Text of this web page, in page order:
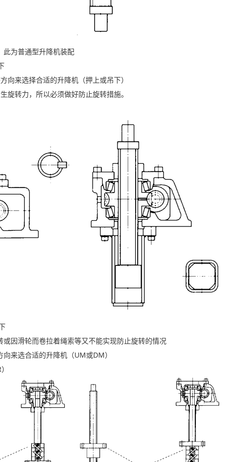
为普通型升降机装配
来选择合适的升降机（押上或吊下）
转力，所以必须做好防止旋转措施。
因滑轮而卷拉着绳索等又不能实现防止旋转的情况
来选合适的升降机（UM或DM）